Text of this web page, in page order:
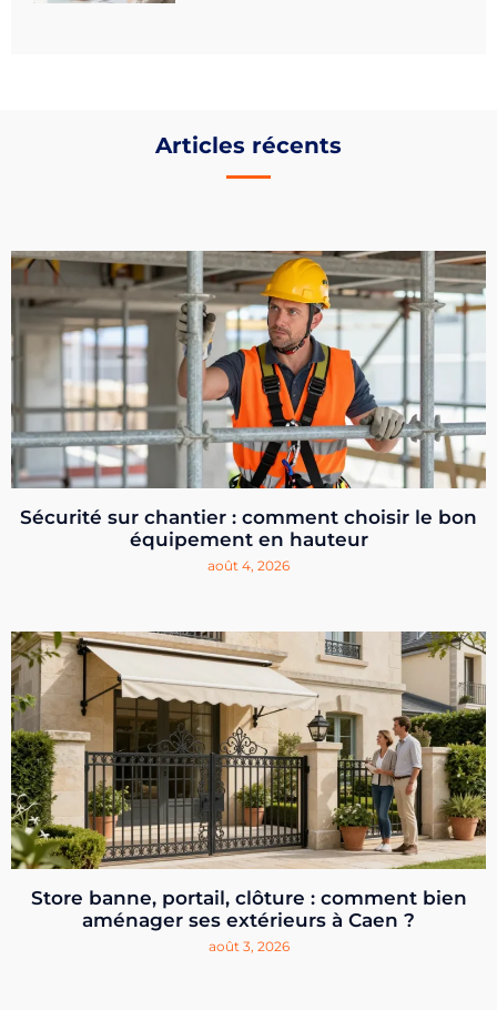
Articles récents
Sécurité sur chantier : comment choisir le bon
équipement en hauteur
août 4, 2026
Store banne, portail, clôture : comment bien
aménager ses extérieurs à Caen ?
août 3, 2026